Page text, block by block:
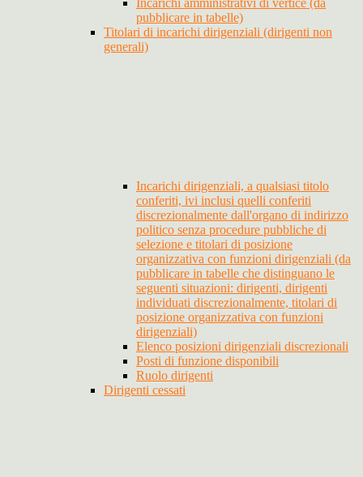
Incarichi amministrativi di vertice (da
pubblicare in tabelle)
Titolari di incarichi dirigenziali (dirigenti non
generali)
Incarichi dirigenziali, a qualsiasi titolo
conferiti, ivi inclusi quelli conferiti
discrezionalmente dall'organo di indirizzo
politico senza procedure pubbliche di
selezione e titolari di posizione
organizzativa con funzioni dirigenziali (da
pubblicare in tabelle che distinguano le
seguenti situazioni: dirigenti, dirigenti
individuati discrezionalmente, titolari di
posizione organizzativa con funzioni
dirigenziali)
Elenco posizioni dirigenziali discrezionali
Posti di funzione disponibili
Ruolo dirigenti
Dirigenti cessati